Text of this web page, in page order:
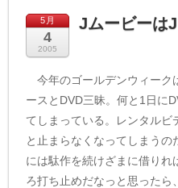
5月
4
2005
JムービーはJ
今年のゴールデンウィーク
ースとDVD三昧。何と1日に
てしまっている。レンタルビ
と止まらなくなってしまうの
には駄作を続けざまに借りれ
ろ打ち止めだなっと思ったら